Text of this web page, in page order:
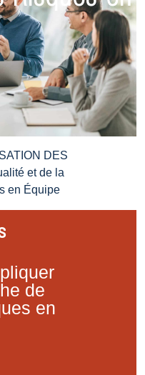
DES
et de la
en Équipe
de
en